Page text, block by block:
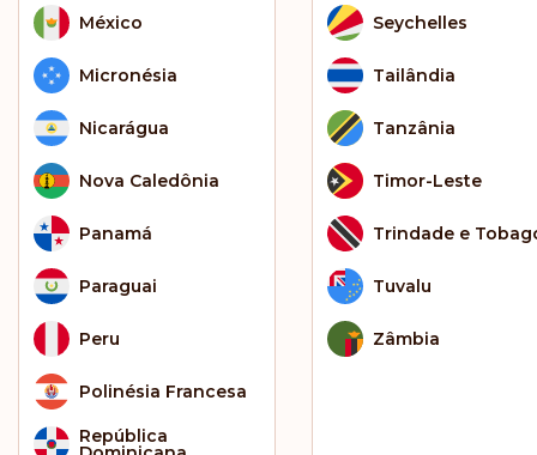
México
Micronésia
Nicarágua
Nova Caledônia
Panamá
Paraguai
Peru
Polinésia Francesa
República
Seychelles
Tailândia
Tanzânia
Timor-Leste
Trindade e
Tuvalu
Zâmbia